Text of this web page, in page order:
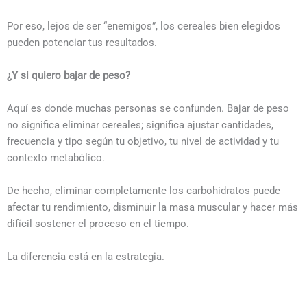
Por eso, lejos de ser “enemigos”, los cereales bien elegidos
pueden potenciar tus resultados.
¿Y si quiero bajar de peso?
Aquí es donde muchas personas se confunden. Bajar de peso
no significa eliminar cereales; significa ajustar cantidades,
frecuencia y tipo según tu objetivo, tu nivel de actividad y tu
contexto metabólico.
De hecho, eliminar completamente los carbohidratos puede
afectar tu rendimiento, disminuir la masa muscular y hacer más
difícil sostener el proceso en el tiempo.
La diferencia está en la estrategia.